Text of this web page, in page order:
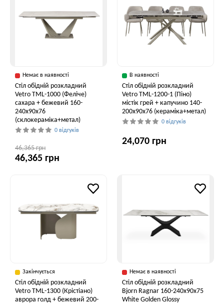
Немає в наявності
Стіл обідній розкладний
Vetro ТМL-1000 (Феліче)
сахара + бежевий 160-
240x90x76
(склокераміка+метал)
0 відгуків
46,365 грн
46,365 грн
В наявності
Стіл обідній розкладний
Vetro TML-1200-1 (Піно)
містік грей + капучино 140-
200x90x76 (кераміка+метал)
0 відгуків
24,070 грн
Закінчується
Стіл обідній розкладний
Vetro TML-1300 (Крістіано)
аврора голд + бежевий 200-
Немає в наявності
Стіл обідній розкладний
Bjorn Ragnar 160-240х90х75
White Golden Glossy